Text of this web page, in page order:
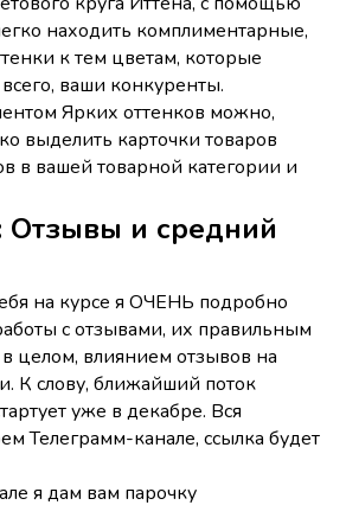
находить комплиментарные,
к тем цветам, которые
ваши конкуренты.
Ярких оттенков можно,
выделить карточки товаров
в вашей товарной категории и
и средний
на курсе я ОЧЕНЬ подробно
с отзывами, их правильным
целом, влиянием отзывов на
К слову, ближайший поток
уже в декабре. Вся
Телеграмм-канале, ссылка будет
я дам вам парочку